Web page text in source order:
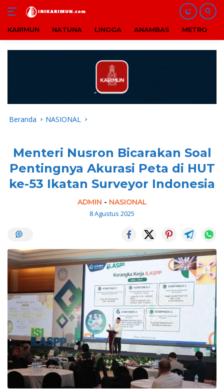
KARIMUN NATUNA LINGGA ANAMBAS METRO
Beranda NASIONAL
Menteri Nusron Bicarakan Soal
Pentingnya Akurasi Peta di HUT
ke-53 Ikatan Surveyor Indonesia
ADMIN - NASIONAL
8 Agustus 2025